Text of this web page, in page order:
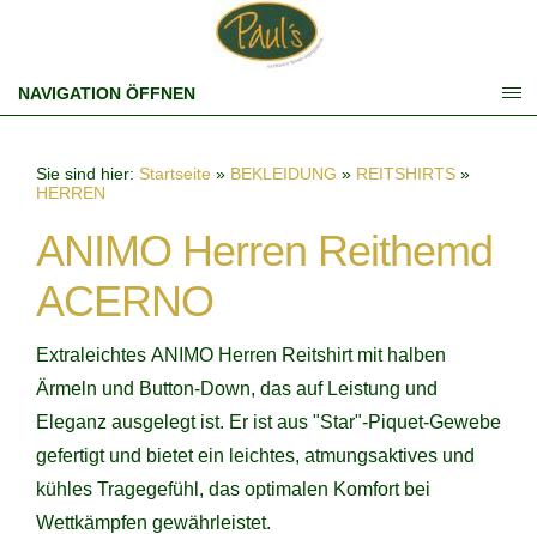
NAVIGATION ÖFFNEN
Sie sind hier: Startseite » BEKLEIDUNG » REITSHIRTS »
HERREN
ANIMO Herren Reithemd
ACERNO
Extraleichtes ANIMO Herren Reitshirt mit halben
Ärmeln und Button-Down, das auf Leistung und
Eleganz ausgelegt ist. Er ist aus "Star"-Piquet-Gewebe
gefertigt und bietet ein leichtes, atmungsaktives und
kühles Tragegefühl, das optimalen Komfort bei
Wettkämpfen gewährleistet.